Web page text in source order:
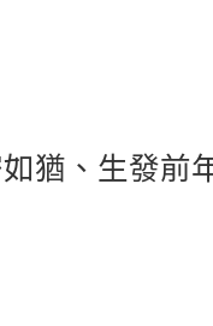
猶、生發前